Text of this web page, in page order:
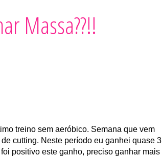
Massa??!!
treino sem aeróbico. Semana que vem
cutting. Neste período eu ganhei quase 3
positivo este ganho, preciso ganhar mais